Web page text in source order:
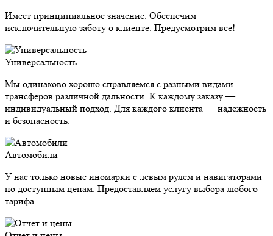
Имеет принципиальное значение. Обеспечим
исключительную заботу о клиенте. Предусмотрим все!
Универсальность
Мы одинаково хорошо справляемся с разными видами
трансферов различной дальности. К каждому заказу —
индивидуальный подход. Для каждого клиента — надежность
и безопасность.
Автомобили
У нас только новые иномарки с левым рулем и навигаторами
по доступным ценам. Предоставляем услугу выбора любого
тарифа.